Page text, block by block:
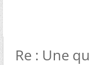
Re : Une